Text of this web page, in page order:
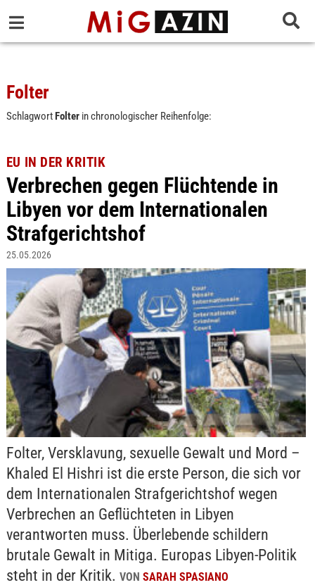
Folter
SchlagwortFolterin chronologischer Reihenfolge:
EU IN DER KRITIK
Verbrechen gegen Flüchtende in
Libyen vor dem Internationalen
Strafgerichtshof
25.05.2026
Folter, Versklavung, sexuelle Gewalt und Mord –
Khaled El Hishri ist die erste Person, die sich vor
dem Internationalen Strafgerichtshof wegen
Verbrechen an Geflüchteten in Libyen
verantworten muss. Überlebende schildern
brutale Gewalt in Mitiga. Europas Libyen-Politik
steht in der Kritik. VON SARAH SPASIANO